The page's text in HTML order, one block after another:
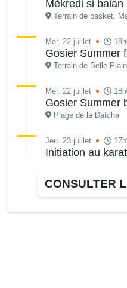
Mèkredi si balan
Terrain de basket,
Mer. 22 juillet
Gosier Summer
Terrain de Belle-
Mer. 22 juillet
Gosier Summer
Plage de la Datcha
Jeu. 23 juillet
Initiation au
Jeu. 23 juillet
Séance de
Esplanade de la
CONSULTER